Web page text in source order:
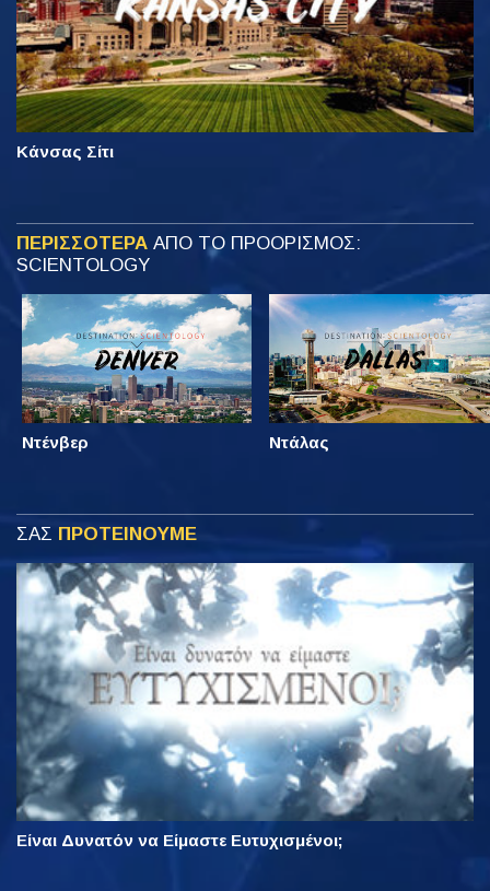
Κάνσας Σίτι
ΠΕΡΙΣΣΟΤΕΡΑ ΑΠΟ ΤΟ ΠΡΟΟΡΙΣΜΟΣ:
SCIENTOLOGY
Ντένβερ Ντάλας
ΣΑΣ ΠΡΟΤΕΙΝΟΥΜΕ
Είναι Δυνατόν να Είμαστε Ευτυχισμένοι;